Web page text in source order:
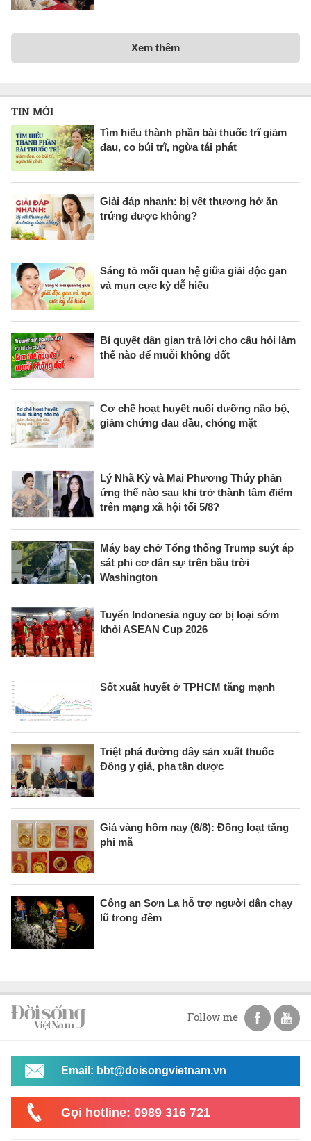
Xem thêm
TIN MỚI
Tìm hiểu thành phần bài thuốc trĩ giảm
đau, co búi trĩ, ngừa tái phát
Giải đáp nhanh: bị vết thương hở ăn
trứng được không?
Sáng tỏ mối quan hệ giữa giải độc gan
và mụn cực kỳ dễ hiểu
Bí quyết dân gian trả lời cho câu hỏi làm
thế nào để muỗi không đốt
Cơ chế hoạt huyết nuôi dưỡng não bộ,
giảm chứng đau đầu, chóng mặt
Lý Nhã Kỳ và Mai Phương Thúy phản
ứng thế nào sau khi trở thành tâm điểm
trên mạng xã hội tối 5/8?
Máy bay chở Tổng thống Trump suýt áp
sát phi cơ dân sự trên bầu trời
Washington
Tuyển Indonesia nguy cơ bị loại sớm
khỏi ASEAN Cup 2026
Sốt xuất huyết ở TPHCM tăng mạnh
Triệt phá đường dây sản xuất thuốc
Đông y giả, pha tân dược
Giá vàng hôm nay (6/8): Đồng loạt tăng
phi mã
Công an Sơn La hỗ trợ người dân chạy
lũ trong đêm
Follow me
Email: bbt@doisongvietnam.vn
Gọi hotline: 0989 316 721